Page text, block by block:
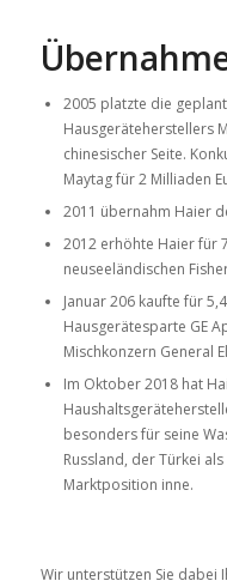
2005 platzte die
Hausgeräteherstellers
chinesischer Seite.
Maytag für 2 Milliaden
2011 übernahm Haier
2012 erhöhte Haier für
neuseeländischen
Januar 206 kaufte für
Hausgerätesparte GE
Mischkonzern General
Im Oktober 2018 hat
besonders für seine
Russland, der Türkei
Marktposition inne.
Wir unterstützen Sie dabei